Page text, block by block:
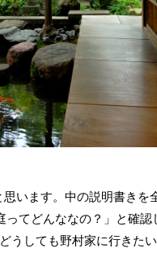
思います。中の説明書きを
てどんななの？」と確認
うしても野村家に行きた